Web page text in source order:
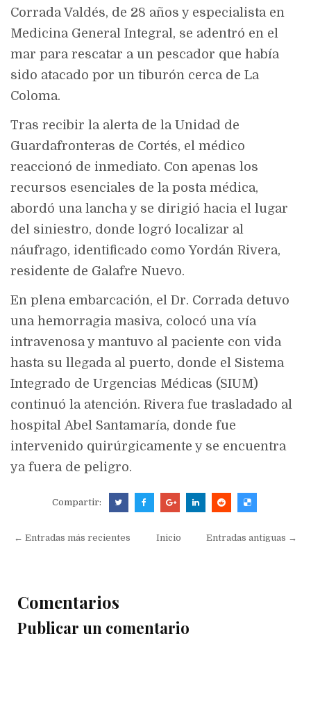
Corrada Valdés, de 28 años y especialista en
Medicina General Integral, se adentró en el
mar para rescatar a un pescador que había
sido atacado por un tiburón cerca de La
Coloma.
Tras recibir la alerta de la Unidad de
Guardafronteras de Cortés, el médico
reaccionó de inmediato. Con apenas los
recursos esenciales de la posta médica,
abordó una lanchay se dirigió hacia el lugar
del siniestro, donde logró localizar al
náufrago, identificado comoYordán Rivera,
residente de Galafre Nuevo.
En plena embarcación, el Dr. Corrada detuvo
una hemorragia masiva, colocó una vía
intravenosay mantuvo al paciente con vida
hasta su llegada al puerto, donde el Sistema
Integrado de Urgencias Médicas (SIUM)
continuó la atención. Rivera fue trasladado al
hospital Abel Santamaría, donde fue
intervenido quirúrgicamente y se encuentra
ya fuera de peligro.
Compartir:
← Entradas más recientes Entradas antiguas →
Inicio
Comentarios
Publicar un comentario